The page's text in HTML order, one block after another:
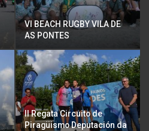
VI BEACH RUGBY VILA DE
AS PONTES
ll Regata Circuito de
Piragüismo Deputación da